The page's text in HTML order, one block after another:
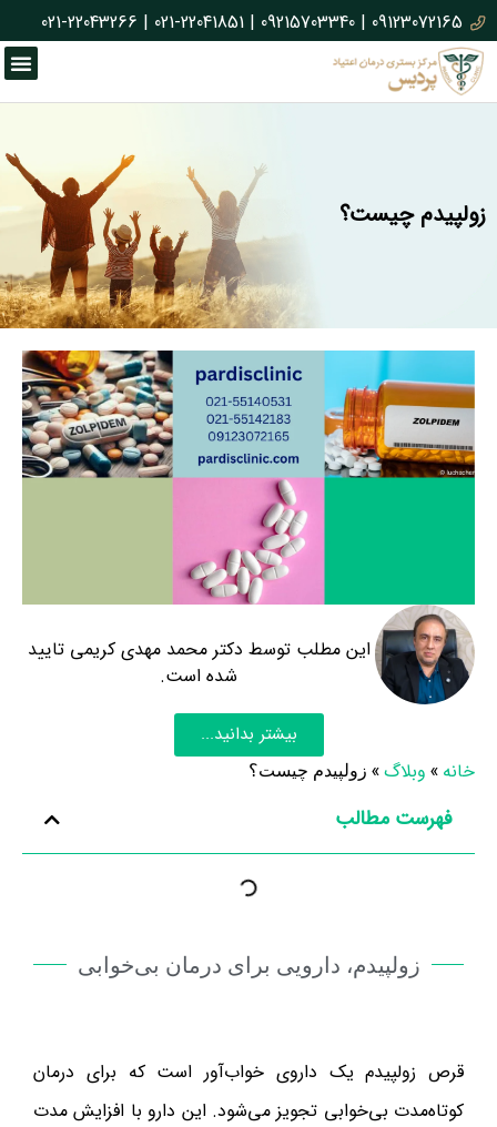
09123072165
|
09215703340
|
021-22041851
|
021-22043266
زولپیدم چیست؟
این مطلب توسط دکتر محمد مهدی کریمی تایید
شده است.
بیشتر بدانید...
خانه » وبلاگ» زولپیدم چیست؟
فهرست مطالب
زولپیدم، دارویی برای درمان بی‌خوابی
قرص زولپیدم یک داروی خواب‌آور است که برای درمان
کوتاه‌مدت بی‌خوابی تجویز می‌شود. این دارو با افزایش مدت